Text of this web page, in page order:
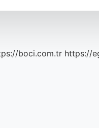
boci.com.tr https://